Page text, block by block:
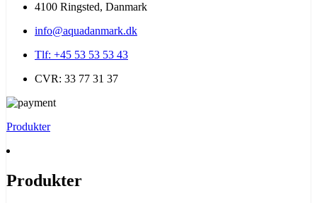
4100 Ringsted, Danmark
info@aquadanmark.dk
Tlf: +45 53 53 53 43
CVR: 33 77 31 37
Produkter
Produkter